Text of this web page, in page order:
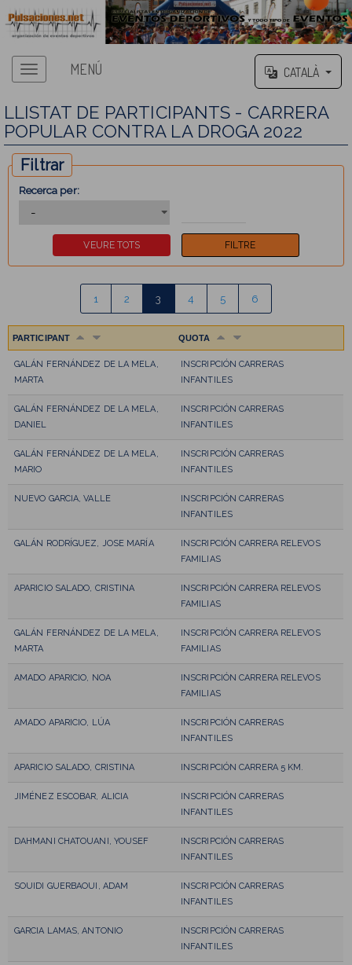
MENÚ CATALÀ
LLISTAT DE PARTICIPANTS - CARRERA
POPULAR CONTRA LA DROGA 2022
Filtrar
Recerca per:
1 2 3 4 5 6
PARTICIPANT QUOTA
GALÁN FERNÁNDEZ DE LA MELA,
MARTA
INSCRIPCIÓN CARRERAS
INFANTILES
GALÁN FERNÁNDEZ DE LA MELA,
DANIEL
INSCRIPCIÓN CARRERAS
INFANTILES
GALÁN FERNÁNDEZ DE LA MELA,
MARIO
INSCRIPCIÓN CARRERAS
INFANTILES
NUEVO GARCIA, VALLE
INSCRIPCIÓN CARRERAS
INFANTILES
GALÁN RODRÍGUEZ, JOSE MARÍA
INSCRIPCIÓN CARRERA RELEVOS
FAMILIAS
APARICIO SALADO, CRISTINA
INSCRIPCIÓN CARRERA RELEVOS
FAMILIAS
GALÁN FERNÁNDEZ DE LA MELA,
MARTA
INSCRIPCIÓN CARRERA RELEVOS
FAMILIAS
AMADO APARICIO, NOA
INSCRIPCIÓN CARRERA RELEVOS
FAMILIAS
AMADO APARICIO, LÚA
INSCRIPCIÓN CARRERAS
INFANTILES
APARICIO SALADO, CRISTINA INSCRIPCIÓN CARRERA 5 KM.
JIMÉNEZ ESCOBAR, ALICIA
INSCRIPCIÓN CARRERAS
INFANTILES
DAHMANI CHATOUANI, YOUSEF
INSCRIPCIÓN CARRERAS
INFANTILES
SOUIDI GUERBAOUI, ADAM
INSCRIPCIÓN CARRERAS
INFANTILES
GARCIA LAMAS, ANTONIO
INSCRIPCIÓN CARRERAS
INFANTILES